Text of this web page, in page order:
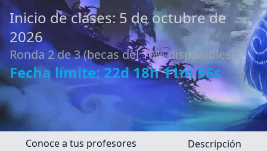
Inicio de clases: 5 de octubre de
2026
Ronda 2 de 3 (becas del 10% disponibles).
Fecha límite: 22d 18h 11m 54s
Conoce a tus profesores
Descripción